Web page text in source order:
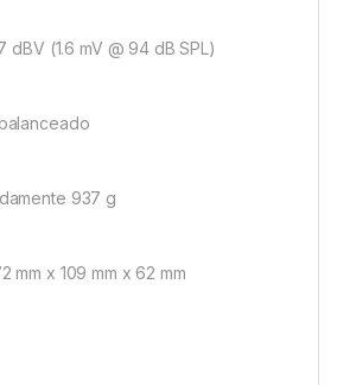
dBV (1.6 mV @ 94 dB SPL)
937 g
mm x 109 mm x 62 mm